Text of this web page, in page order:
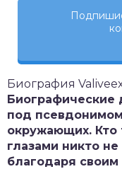
Биография
Биографические
под
окружающих. Кто
глазами никто
благодаря